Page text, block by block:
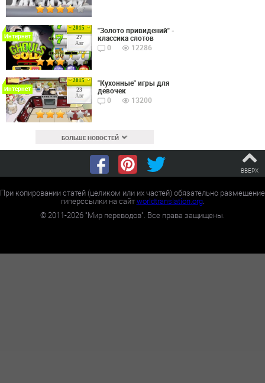
2015
27
Авг
Интернет
"Золото привидений" -
классика слотов
0
12286
2015
23
Авг
Интернет
"Кухонные" игры для
девочек
0
13200
БОЛЬШЕ НОВОСТЕЙ
ВВЕРХ
При копировании статей (целиком или их частей) обязательно размещение
гиперссылки на сайтworldtranslation.org.
©2011-2026 "Мир переводов". Все права защищены.